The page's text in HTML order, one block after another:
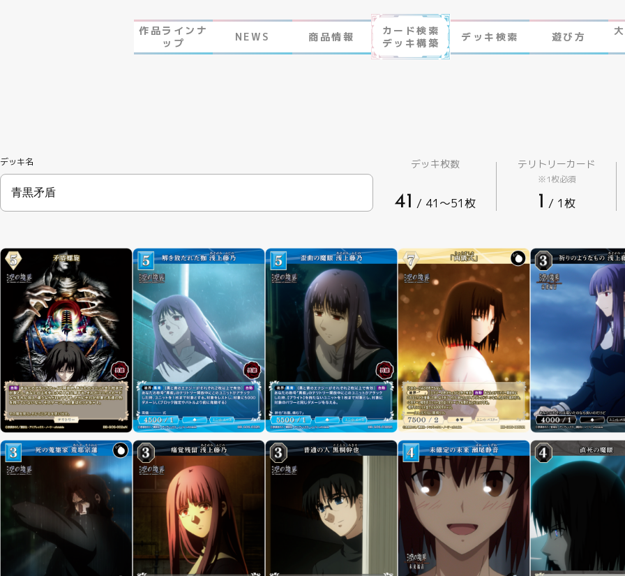
作品ラインナ
ップ
NEWS 商品情報
カード検索
デッキ構築
デッキ検索 遊び方
遊び方
ビルディバイド -ブライト- とは
FAQ
エラッタ
制限・禁止カード
商品情報
カード検索・デッキ構築
デッキ検索
大会・イベント
おすすめデッキ
デッキ名 デッキ枚数
41 / 41〜51枚
テリトリーカード
※1枚必須
1 / 1枚